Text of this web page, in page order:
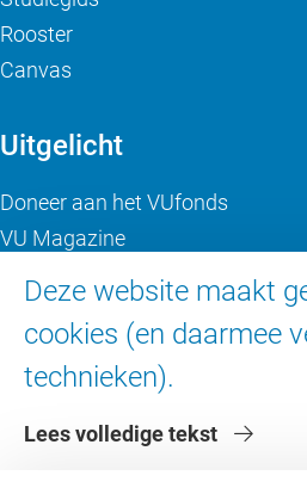
Deze website maakt
cookies (en daarmee
technieken).
Lees volledige tekst
Rooster
Canvas
Uitgelicht
Doneer aan het VUfonds
VU Magazine
Over de VU
Contact en route